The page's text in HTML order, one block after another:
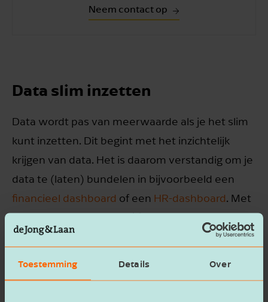
Toestemming Details Over
Neem contact op
Data slim inzetten
Data wordt pas van meerwaarde als je het slim
kunt inzetten. Dit begint met het inzichtelijk
krijgen van data. Het is daarom verstandig om je
data te (laten) bundelen in bijvoorbeeld een
financieel dashboard of een HR-dashboard. Met
een dashboard zie je in één oogopslag hoe je
ervoor staat. Super handig natuurlijk, maar we